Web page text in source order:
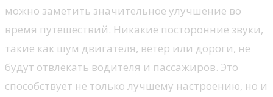
можно заметить значительное улучшение во
время путешествий. Никакие посторонние звуки,
такие как шум двигателя, ветер или дороги, не
будут отвлекать водителя и пассажиров. Это
способствует не только лучшему настроению, но и